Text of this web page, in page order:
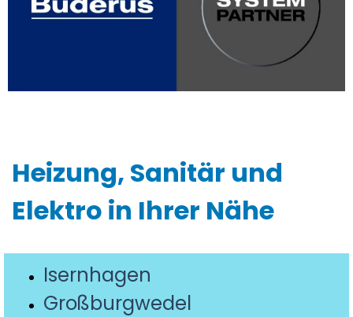
Heizung, Sanitär und
Elektro in Ihrer Nähe
Isernhagen
Großburgwedel